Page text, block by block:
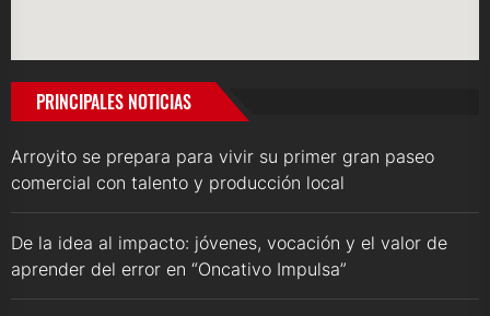
PRINCIPALES NOTICIAS
Arroyito se prepara para vivir su primer gran paseo
comercial con talento y producción local
De la idea al impacto: jóvenes, vocación y el valor de
aprender del error en “Oncativo Impulsa”